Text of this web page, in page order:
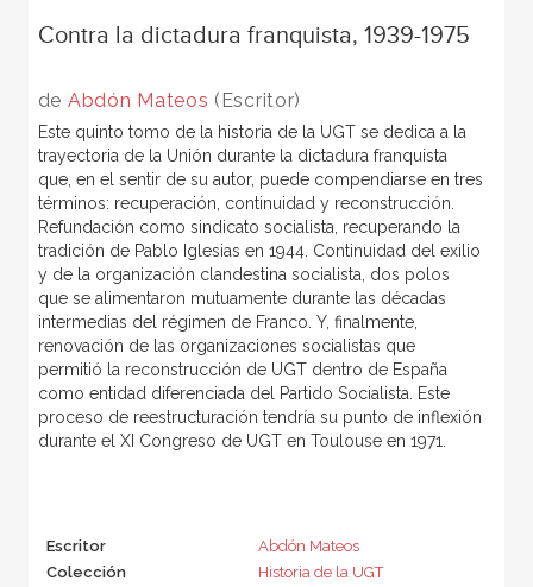
Contra la dictadura franquista, 1939-1975
de Abdón Mateos (Escritor)
Este quinto tomo de la historia de la UGT se dedica a la
trayectoria de la Unión durante la dictadura franquista
que, en el sentir de su autor, puede compendiarse en tres
términos: recuperación, continuidad y reconstrucción.
Refundación como sindicato socialista, recuperando la
tradición de Pablo Iglesias en 1944. Continuidad del exilio
y de la organización clandestina socialista, dos polos
que se alimentaron mutuamente durante las décadas
intermedias del régimen de Franco. Y, finalmente,
renovación de las organizaciones socialistas que
permitió la reconstrucción de UGT dentro de España
como entidad diferenciada del Partido Socialista. Este
proceso de reestructuración tendría su punto de inflexión
durante el XI Congreso de UGT en Toulouse en 1971.
Escritor
Abdón Mateos
Colección
Historia de la UGT